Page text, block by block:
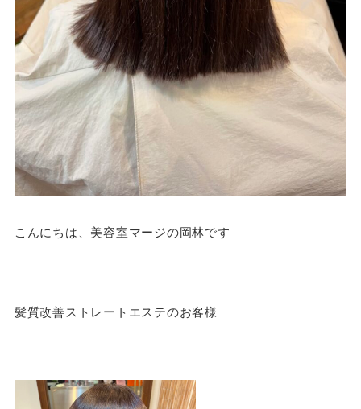
こんにちは、美容室マージの岡林です
髪質改善ストレートエステのお客様